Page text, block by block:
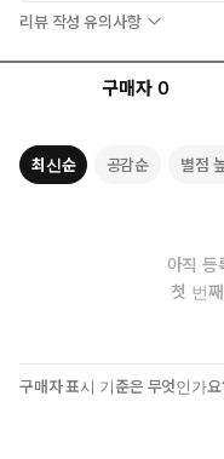
리뷰 작성 유의사항
구매자 0
최신순 공감순 별점
아직
첫 번
구매자 표시 기준은 무엇인가요